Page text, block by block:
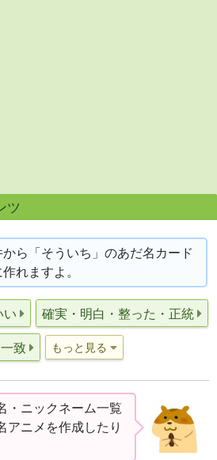
ツ
から「そういち」のあだ名カード
れますよ。
い 確実・明白・整った・正統
致 もっと見る
・ニックネーム一覧
アニメを作成したり